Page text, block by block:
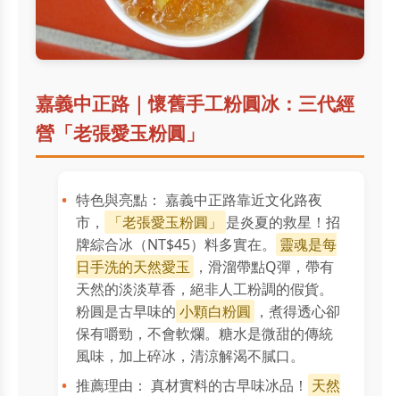
嘉義中正路｜懷舊手工粉圓冰：三代經
營「老張愛玉粉圓」
特色與亮點： 嘉義中正路靠近文化路夜
市，
「老張愛玉粉圓」
是炎夏的救星！招
牌綜合冰（NT$45）料多實在。
靈魂是每
日手洗的天然愛玉 ，滑溜帶點Q彈，帶有
天然的淡淡草香，絕非人工粉調的假貨。
粉圓是古早味的 小顆白粉圓 ，煮得透心卻
保有嚼勁，不會軟爛。糖水是微甜的傳統
風味，加上碎冰，清涼解渴不膩口。
推薦理由： 真材實料的古早味冰品！ 天然